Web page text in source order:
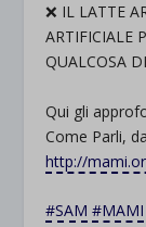
❌ IL LATTE
ARTIFICIALE
QUALCOSA
Qui gli
Come Parli,
http://
#SAM #MAMI